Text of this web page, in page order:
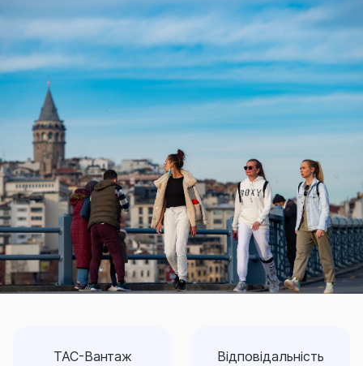
ТАС-Вантаж
Відповідальність